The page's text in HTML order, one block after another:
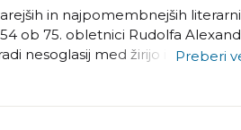
in najpomembnejših
ob 75. obletnici Rudolfa
nesoglasij med žirijo in senatom
Preberi